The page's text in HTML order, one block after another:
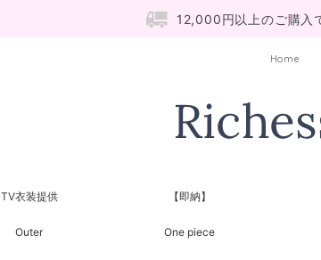
12,000円以上のご購入
Home
TV衣装提供 【即納】
Outer One piece